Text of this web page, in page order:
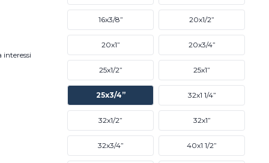
interessi
16x3/8” 20x1/2”
20x1” 20x3/4”
25x1/2” 25x1”
25x3/4” 32x1 1/4”
32x1/2” 32x1”
32x3/4” 40x1 1/2”